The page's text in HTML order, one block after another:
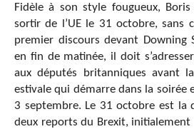
Fidèle à son style fougueux,
sortir de l’UE le 31 octobre, sans
premier discours devant Downing
en fin de matinée, il doit
aux députés britanniques avant
estivale qui démarre dans la soirée
3 septembre. Le 31 octobre est la
deux reports du Brexit,